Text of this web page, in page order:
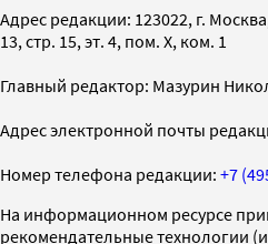
Адрес редакции: 123022, г.
13, стр. 15, эт. 4, пом. X, ком. 1
Главный редактор: Мазурин
Адрес электронной почты
Номер телефона редакции: +7
На информационном ресурсе
рекомендательные технологии